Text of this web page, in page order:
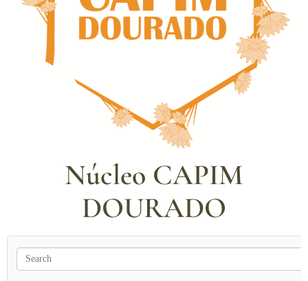
Núcleo CAPIM
DOURADO